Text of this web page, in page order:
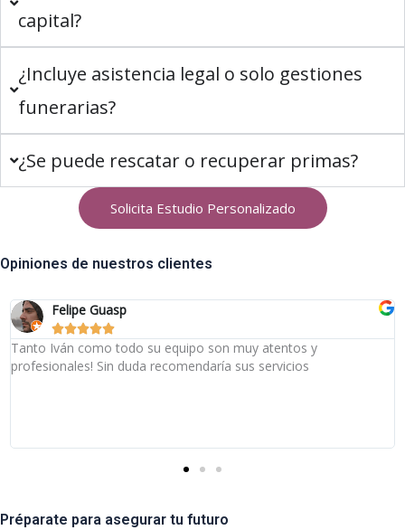
capital?
¿Incluye asistencia legal o solo gestiones
funerarias?
¿Se puede rescatar o recuperar primas?
Solicita Estudio Personalizado
Opiniones de nuestros clientes
Felipe Guasp

Tanto Iván como todo su equipo son muy atentos y
profesionales! Sin duda recomendaría sus servicios
Préparate para asegurar tu futuro